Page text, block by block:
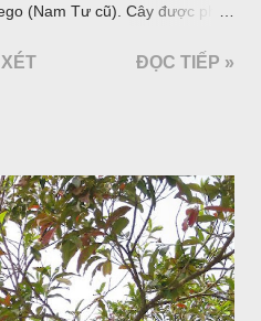
(Nam Tư cũ). Cây được phân
Đức, Nam Tư (cũ), sau lan
kết quả ban đầu (những
năm thứ hai, thứ ba mới hái
- 20 năm.
ĐỌC TIẾP »